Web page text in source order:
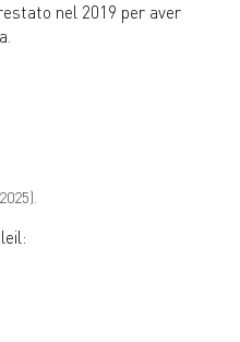
nel 2019 per aver